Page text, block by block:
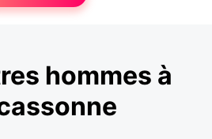
hommes à